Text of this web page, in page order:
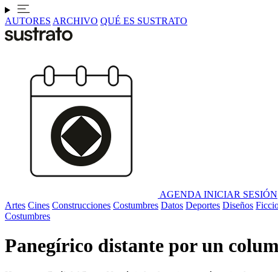
AUTORES ARCHIVO QUÉ ES SUSTRATO
AGENDA INICIAR SESIÓN
Artes Cines Construcciones Costumbres Datos Deportes Diseños
Costumbres
Panegírico distante por un